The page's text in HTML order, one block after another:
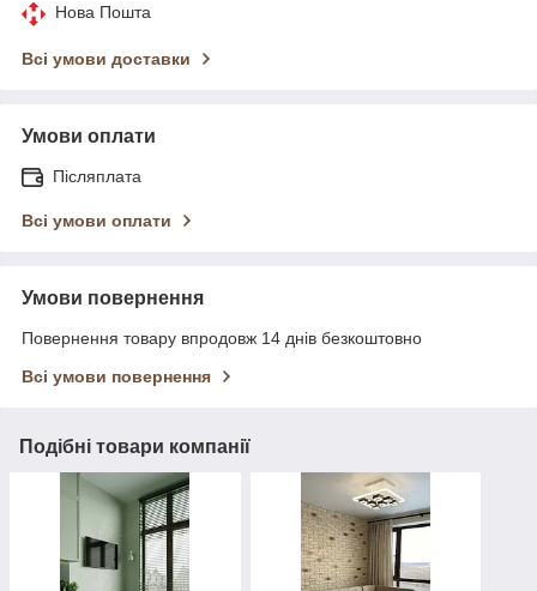
Нова Пошта
Всі умови доставки
Умови оплати
Післяплата
Всі умови оплати
Умови повернення
Повернення товару впродовж 14 днів безкоштовно
Всі умови повернення
Подібні товари компанії